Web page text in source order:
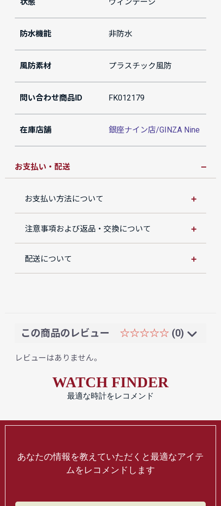
防水機能 非防水
風防素材 プラスチック風防
問い合わせ商品ID FK012179
在庫店舗 銀座ナイン店/GINZA Nine
お支払い・配送
お支払い方法について
注意事項および返品・交換について
配送について
この商品のレビュー ☆☆☆☆☆ (0)
レビューはありません。
WATCH FINDER
最適な時計をレコメンド
あなたの情報を教えていただくと最適なアイテ
ムをレコメンドします